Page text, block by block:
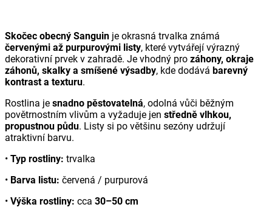
Skočec obecný Sanguin je okrasná trvalka známá
červenými až purpurovými listy, které vytvářejí výrazný
dekorativní prvek v zahradě. Je vhodný pro záhony, okraje
záhonů, skalky a smíšené výsadby, kde dodává barevný
kontrast a texturu.
Rostlina je snadno pěstovatelná, odolná vůči běžným
povětrnostním vlivům a vyžaduje jen středně vlhkou,
propustnou půdu. Listy si po většinu sezóny udržují
atraktivní barvu.
• Typ rostliny: trvalka
• Barva listu: červená / purpurová
• Výška rostliny: cca 30–50 cm